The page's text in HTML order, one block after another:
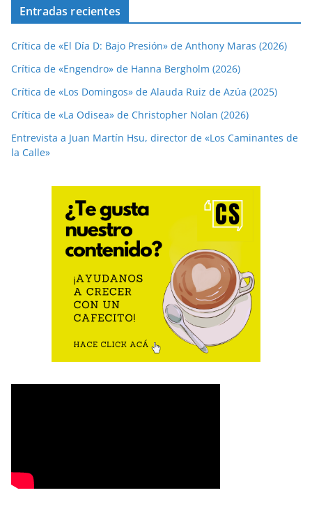
Entradas recientes
Crítica de «El Día D: Bajo Presión» de Anthony Maras (2026)
Crítica de «Engendro» de Hanna Bergholm (2026)
Crítica de «Los Domingos» de Alauda Ruiz de Azúa (2025)
Crítica de «La Odisea» de Christopher Nolan (2026)
Entrevista a Juan Martín Hsu, director de «Los Caminantes de
la Calle»